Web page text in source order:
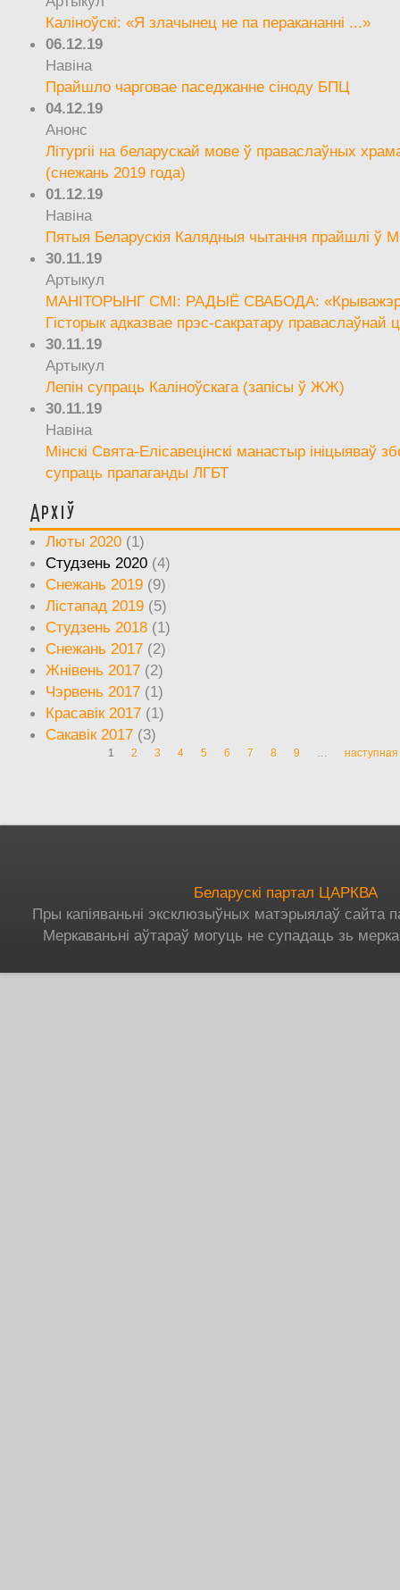
Каліноўскі: «Я злачынец не па перакананні ...»
06.12.19
Навіна
Прайшло чарговае паседжанне сіноду БПЦ
04.12.19
Анонс
Літургіі на беларускай мове ў праваслаўных
(снежань 2019 года)
01.12.19
Навіна
Пятыя Беларускія Калядныя чытання прайшлі ў
30.11.19
Артыкул
МАНІТОРЫНГ СМІ: РАДЫЁ СВАБОДА:
Гісторык адказвае прэс-сакратару праваслаўнай
30.11.19
Артыкул
Лепін супраць Каліноўскага (запісы ў ЖЖ)
30.11.19
Навіна
Мінскі Свята-Елісавецінскі манастыр ініцыяваў
супраць прапаганды ЛГБТ
Архіў
Люты 2020 (1)
Студзень 2020 (4)
Снежань 2019 (9)
Лістапад 2019 (5)
Студзень 2018 (1)
Снежань 2017 (2)
Жнівень 2017 (2)
Чэрвень 2017 (1)
Красавік 2017 (1)
Сакавік 2017 (3)
Старонкі
1 2 3 4 5 6 7 8 9 … наступная
Беларускі партал ЦАРКВА
Пры капіяваньні эксклюзыўных матэрыялаў сайта
Меркаваньні аўтараў могуць не супадаць зь